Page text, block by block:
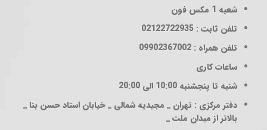
شعبه 1
مکس فون
تلفن ثابت : 02122722935
تلفن همراه : 09902367002
ساعات کاری
شنبه تا پنجشنبه 10:00 الی 20:00
دفتر مرکزی : تهران _ مجیدیه شمالی _ خیابان استاد حسن بنا _
بالاتر از میدان ملت _